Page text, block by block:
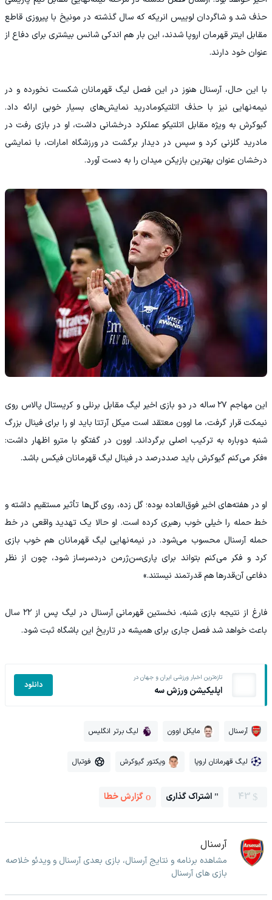
حذف شد و شاگردان لوییس انریکه که سال گذشته در مونیخ با پیروزی قاطع
مقابل اینتر قهرمان اروپا شدند، این بار هم اندکی شانس بیشتری برای دفاع از
عنوان خود دارند.
با این حال، آرسنال هنوز در این فصل لیگ قهرمانان شکست نخورده و در
نیمه‌نهایی نیز با حذف اتلتیکومادرید نمایش‌های بسیار خوبی ارائه داد.
گیوکرش به‌ ویژه مقابل اتلتیکو عملکرد درخشانی داشت، او در بازی رفت در
مادرید گلزنی کرد و سپس در دیدار برگشت در ورزشگاه امارات، با نمایشی
درخشان عنوان بهترین بازیکن میدان را به دست آورد.
این مهاجم ۲۷ ساله در دو بازی اخیر لیگ مقابل برنلی و کریستال پالاس روی
نیمکت قرار گرفت، ما اوون معتقد است میکل آرتتا باید او را برای فینال بزرگ
شنبه دوباره به ترکیب اصلی برگرداند. اوون در گفتگو با مترو اظهار داشت:
«فکر می‌کنم گیوکرش باید صددرصد در فینال لیگ قهرمانان فیکس باشد.
او در هفته‌های اخیر فوق‌العاده بوده؛ گل زده، روی گل‌ها تأثیر مستقیم داشته و
خط حمله را خیلی خوب رهبری کرده است. او حالا یک تهدید واقعی در خط
حمله آرسنال محسوب می‌شود. در نیمه‌نهایی لیگ قهرمانان هم خوب بازی
کرد و فکر می‌کنم بتواند برای پاری‌سن‌ژرمن دردسرساز شود، چون از نظر
دفاعی آن‌قدرها هم قدرتمند نیستند.»
فارغ از نتیجه بازی شنبه، نخستین قهرمانی آرسنال در لیگ پس از ۲۲ سال
باعث خواهد شد فصل جاری برای همیشه در تاریخ این باشگاه ثبت شود.
تازه‌ترین اخبار ورزشی ایران و جهان در
اپلیکیشن ورزش سه دانلود
آرسنال مایکل اوون لیگ برتر انگلیس
لیگ قهرمانان اروپا ویکتور گیوکرش فوتبال
43 اشتراک گذاری گزارش خطا
آرسنال
مشاهده برنامه و نتایج آرسنال، بازی بعدی آرسنال و ویدئو خلاصه
بازی های آرسنال